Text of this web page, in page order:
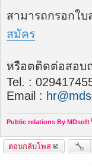
สามารถกรอกใ
สมัคร
หรือตติดต่อสอบ
Tel. :
Email :
Public relations By MDsoft
ตอบกลับโพส